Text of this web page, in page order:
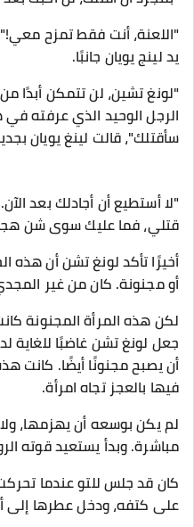
"اللعنة، أنت فقط تمزح
يد لينج يويان جانبًا.
"لونغ تشين، لن تتمكن أبدًا
الرجل الوحيد الذي عرفته في
سأقتلك"، قالت لينغ يويان
"لا أستطيع أن أجادلك بعد
قتلي، فما عليك سوى شن
أخيرًا تأكد لونغ تشن أن هذه
أو مجنونة. كان من غير
لكن هذه المرأة المجنونة
جعل لونغ تشن غاضبًا للغاية
أن يصبح مجنونًا أيضًا. كانت
فيها بالعجز تجاه امرأة.
لم يكن بوسعه أن يهزمها،
مباشرة. وبدأ يستعيد قوته
كان قد جلس للتو عندما
على كتفه، ودخل عطرها إلى